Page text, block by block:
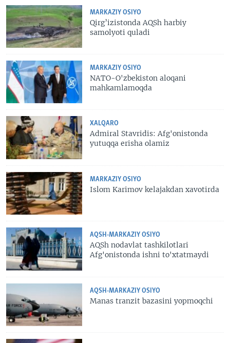
MARKAZIY OSIYO
Qirg’izistonda AQSh harbiy
samolyoti quladi
MARKAZIY OSIYO
NATO-O'zbekiston aloqani
mahkamlamoqda
XALQARO
Admiral Stavridis: Afg'onistonda
yutuqqa erisha olamiz
MARKAZIY OSIYO
Islom Karimov kelajakdan xavotirda
AQSH-MARKAZIY OSIYO
AQSh nodavlat tashkilotlari
Afg'onistonda ishni to'xtatmaydi
AQSH-MARKAZIY OSIYO
Manas tranzit bazasini yopmoqchi